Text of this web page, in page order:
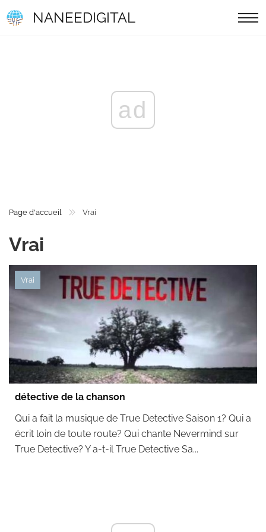
NANEEDIGITAL
ad
Page d'accueil Vrai
Vrai
Vrai
détective de la chanson
Qui a fait la musique de True Detective Saison 1? Qui a
écrit loin de toute route? Qui chante Nevermind sur
True Detective? Y a-t-il True Detective Sa...